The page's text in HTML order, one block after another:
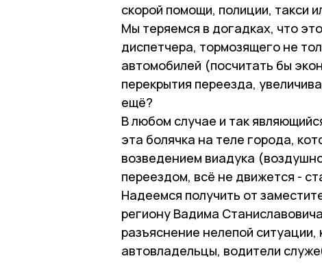
скорой помощи, полиции, такси
Мы теряемся в догадках, что
диспетчера, тормозящего не
автомобилей (посчитать бы
перекрытия переезда,
ещё?
В любом случае и так
эта болячка на теле города,
возведением виадука
переездом, всё не движется -
Надеемся получить от
региону Вадима
разъяснение нелепой
автовладельцы, водители